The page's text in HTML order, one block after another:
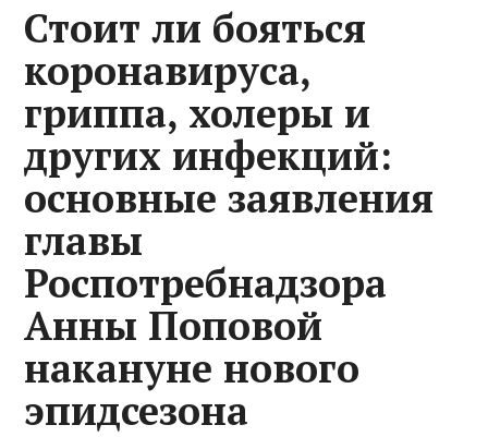
Стоит ли бояться
коронавируса,
гриппа, холеры и
других инфекций:
основные заявления
главы
Роспотребнадзора
Анны Поповой
накануне нового
эпидсезона